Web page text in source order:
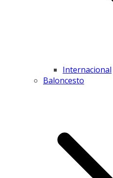
Internacional
Baloncesto